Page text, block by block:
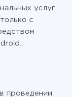
услуг.
с
проведении